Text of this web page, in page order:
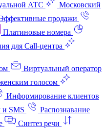
АТС
Московский
продажи
Платиновые номера
для Call-центра
Виртуальный оператор
голосом
Информирование клиентов
SMS
Распознавание
Синтез речи